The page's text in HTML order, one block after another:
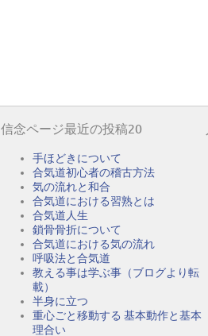
信念ページ最近の投稿20
手ほどきについて
合気道初心者の稽古方法
気の流れと和合
合気道における習熟とは
合気道人生
鎖骨骨折について
合気道における気の流れ
呼吸法と合気道
教える事は学ぶ事（ブログより転
載）
半身に立つ
重心ごと移動する 基本動作と基本
理合い